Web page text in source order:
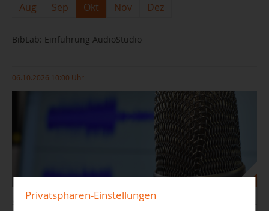
Aug
Sep Okt Nov Dez
BibLab: Einführung AudioStudio
06.10.2026 10:00 Uhr
Sie wollten schon immer mal Geschichten aufnehmen, einen Podcast
Privatsphären-Einstellungen